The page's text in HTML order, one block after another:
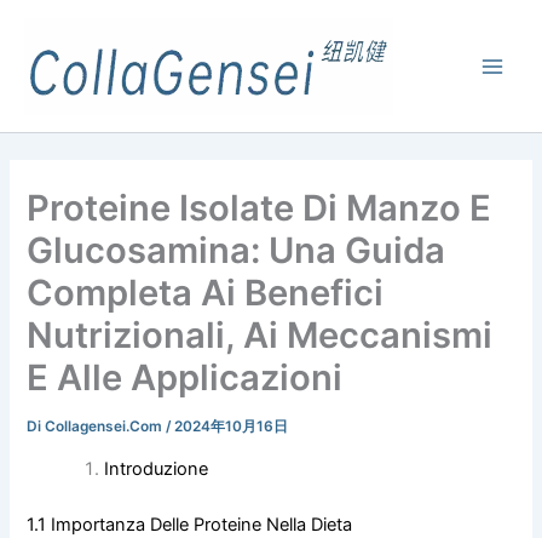
Proteine Isolate Di Manzo E
Glucosamina: Una Guida
Completa Ai Benefici
Nutrizionali, Ai Meccanismi
E Alle Applicazioni
DiCollagensei.com/2024年10月16日
Introduzione
1.1 Importanza Delle Proteine Nella Dieta